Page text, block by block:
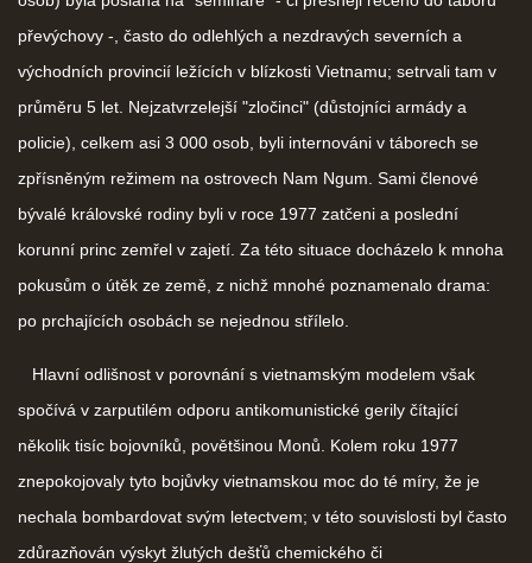
převýchovy -, často do odlehlých a nezdravých severních a
východních provincií ležících v blízkosti Vietnamu; setrvali tam v
průměru 5 let. Nejzatvrzelejší "zločinci" (důstojníci armády a
policie), celkem asi 3 000 osob, byli internováni v táborech se
zpřísněným režimem na ostrovech Nam Ngum. Sami členové
bývalé královské rodiny byli v roce 1977 zatčeni a poslední
korunní princ zemřel v zajetí. Za této situace docházelo k mnoha
pokusům o útěk ze země, z nichž mnohé poznamenalo drama:
po prchajících osobách se nejednou střílelo.
Hlavní odlišnost v porovnání s vietnamským modelem však
spočívá v zarputilém odporu antikomunistické gerily čítající
několik tisíc bojovníků, povětšinou Monů. Kolem roku 1977
znepokojovaly tyto bojůvky vietnamskou moc do té míry, že je
nechala bombardovat svým letectvem; v této souvislosti byl často
zdůrazňován výskyt žlutých dešťů chemického či